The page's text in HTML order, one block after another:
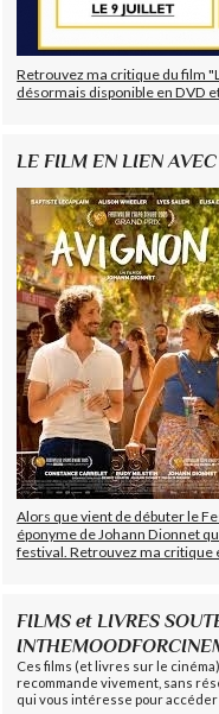
Retrouvez ma critique du film
désormais disponible en DVD
LE FILM EN LIEN
Alors que vient de débuter le
éponyme de Johann Dionnet
festival. Retrouvez ma critique
FILMS et LIVRES
Ces films (et livres sur le
recommande vivement, sans
qui vous intéresse pour